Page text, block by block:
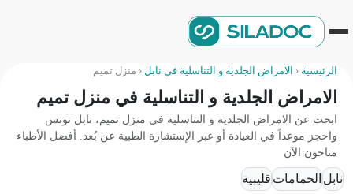
الرئيسية‹الامراض الجلدية و التناسلية في نابل‹منزل تميم
الامراض الجلدية و التناسلية في منزل تميم
ابحث عن الامراض الجلدية و التناسلية في منزل تميم، نابل تونس
واحجز موعداً في العيادة أو عبر الإستشارة الطبية عن بُعد. أفضل الأطباء
متاحون الآن
نابلالحماماتقليبية